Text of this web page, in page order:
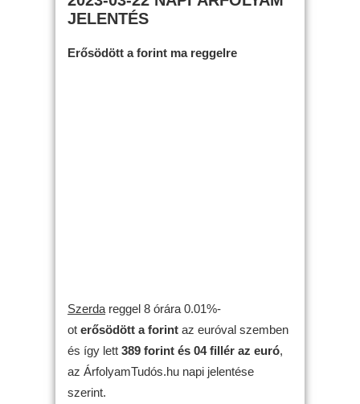
JELENTÉS
Erősödött a forint ma reggelre
Szerda reggel 8 órára 0.01%-
ot erősödött a forint az euróval szemben
és így lett 389 forint és 04 fillér az euró,
az ÁrfolyamTudós.hu napi jelentése
szerint.